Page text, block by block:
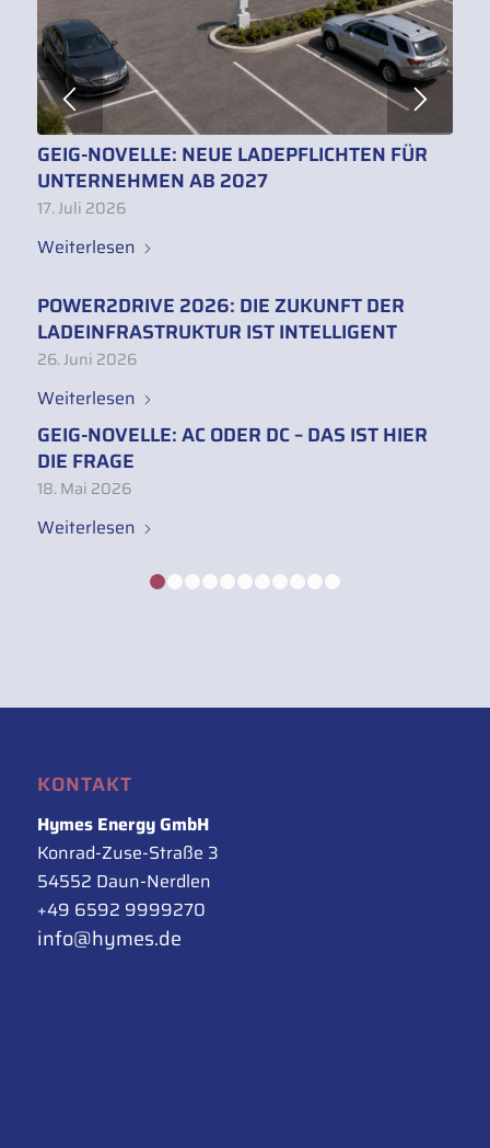
GEIG-NOVELLE: NEUE LADEPFLICHTEN FÜR
UNTERNEHMEN AB 2027
17. Juli 2026
Weiterlesen
POWER2DRIVE 2026: DIE ZUKUNFT DER
LADEINFRASTRUKTUR IST INTELLIGENT
26. Juni 2026
Weiterlesen
GEIG-NOVELLE: AC ODER DC – DAS IST HIER
DIE FRAGE
18. Mai 2026
Weiterlesen
1 2 3 4 5
KONTAKT
Hymes Energy GmbH
Konrad-Zuse-Straße 3
54552 Daun-Nerdlen
+49 6592 9999270
info@hymes.de